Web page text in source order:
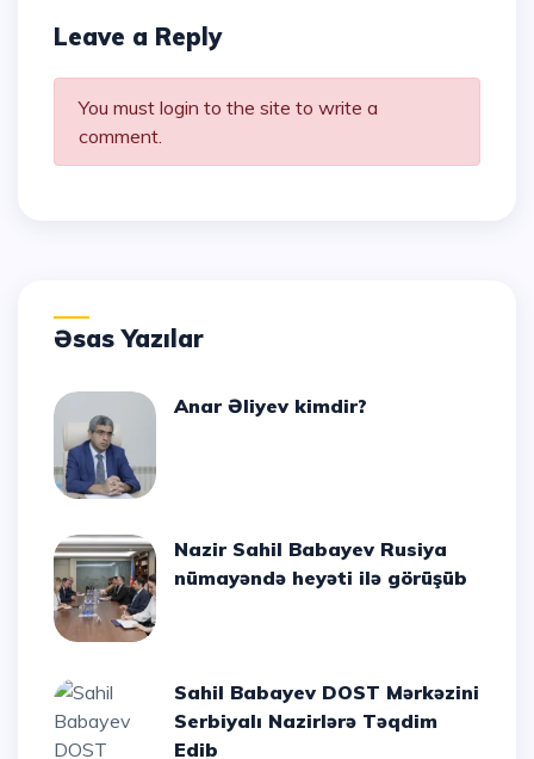
Leave a Reply
You must login to the site to write a
comment.
Əsas Yazılar
Anar Əliyev kimdir?
Nazir Sahil Babayev Rusiya
nümayəndə heyəti ilə görüşüb
Sahil Babayev DOST Mərkəzini
Serbiyalı Nazirlərə Təqdim
Edib